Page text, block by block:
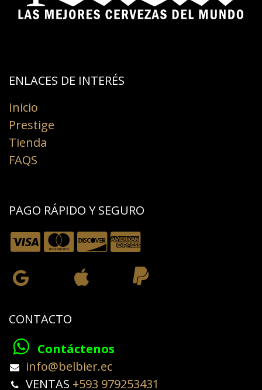
ENLACES DE INTERÉS​
Inicio
Prestige
Tienda
FAQS
PAGO RÁPIDO Y SEGURO
CONTACTO
Contáctenos
​info@belbier.ec​
​​​​​​VENTAS +593 979253431